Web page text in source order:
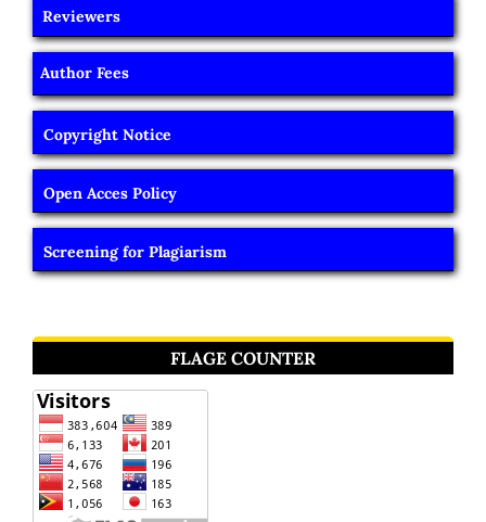
Reviewers
Author Fees
Copyright Notice
Open Acces Policy
Screening for Plagiarism
FLAGE COUNTER